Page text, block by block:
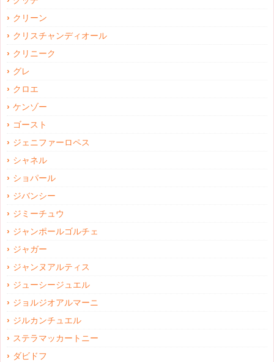
クリーン
クリスチャンディオール
クリニーク
グレ
クロエ
ケンゾー
ゴースト
ジェニファーロペス
シャネル
ショパール
ジバンシー
ジミーチュウ
ジャンポールゴルチェ
ジャガー
ジャンヌアルティス
ジューシージュエル
ジョルジオアルマーニ
ジルカンチュエル
ステラマッカートニー
ダビドフ